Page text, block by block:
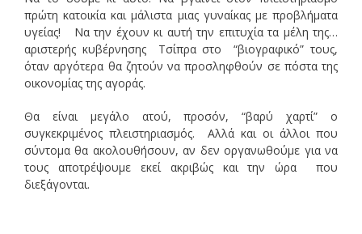
πρώτη κατοικία και μάλιστα μιας γυναίκας με προβλήματα
υγείας! Να την έχουν κι αυτή την επιτυχία τα μέλη της…
αριστερής κυβέρνησης Τσίπρα στο “βιογραφικό” τους,
όταν αργότερα θα ζητούν να προσληφθούν σε πόστα της
οικονομίας της αγοράς.
Θα είναι μεγάλο ατού, προσόν, “βαρύ χαρτί” ο
συγκεκριμένος πλειστηριασμός. Αλλά και οι άλλοι που
σύντομα θα ακολουθήσουν, αν δεν οργανωθούμε για να
τους αποτρέψουμε εκεί ακριβώς και την ώρα που
διεξάγονται.